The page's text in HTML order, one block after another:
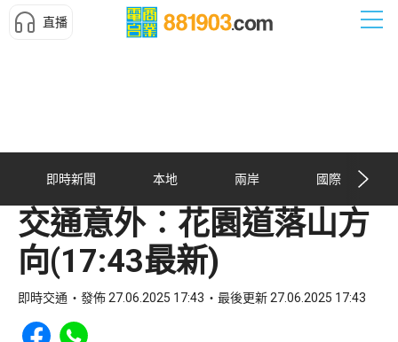
直播
即時新聞 本地 兩岸 國際
交通意外︰花園道落山方
向(17:43最新)
即時交通 發佈 27.06.2025 17:43 最後更新 27.06.2025 17:43
Share to Facebook
Share to WhatsApp